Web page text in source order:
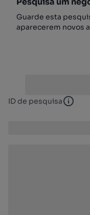
Guarde esta
aparecerem novos
ID de pesquisa ID de